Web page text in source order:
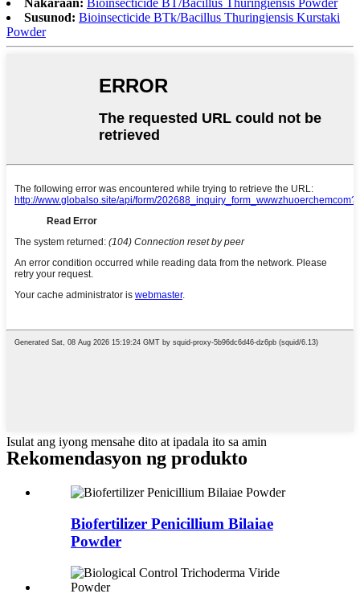
Nakaraan: Bioinsecticide BT/Bacillus Thuringiensis Powder
Susunod: Bioinsecticide BTk/Bacillus Thuringiensis Kurstaki
Powder
Isulat ang iyong mensahe dito at ipadala ito sa amin
Rekomendasyon ng produkto
Biofertilizer Penicillium Bilaiae
Powder